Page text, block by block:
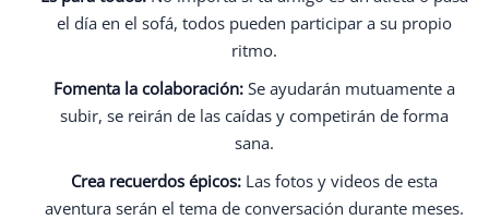
el día en el sofá, todos pueden participar a su propio
ritmo.
Fomenta la colaboración: Se ayudarán mutuamente a
subir, se reirán de las caídas y competirán de forma
sana.
Crea recuerdos épicos: Las fotos y videos de esta
aventura serán el tema de conversación durante meses.